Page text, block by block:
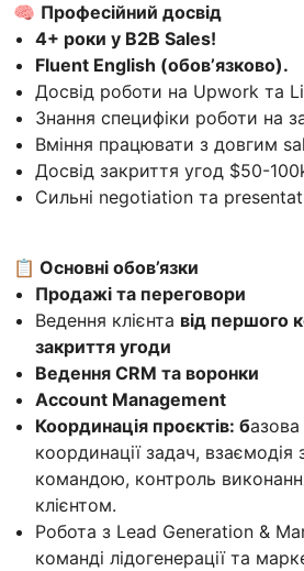
🧠 Професійний досвід
4+ роки у B2B Sales!
Fluent English (обовʼязково).
Досвід роботи на Upwork та
Знання специфіки роботи на
Вміння працювати з довгим
Досвід закриття угод $50-
Сильні negotiation та
📋 Основні обов’язки
Продажі та переговори
Ведення клієнта від першого
закриття угоди
Ведення CRM та воронки
Account Management
Координація проєктів: б
координації задач,
командою, контроль
клієнтом.
Робота з Lead Generation &
команді лідогенерації та